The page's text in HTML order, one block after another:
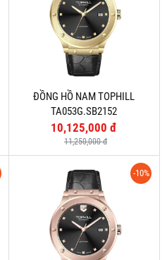
ĐỒNG HỒ NAM TOPHILL
TA053G.SB2152
10,125,000 đ
11,250,000 đ
-10%